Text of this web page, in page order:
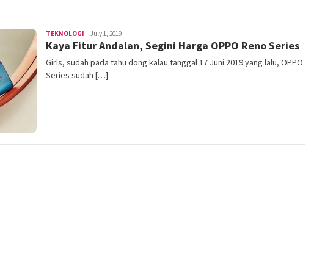
TEKNOLOGI Area
Cewe
July 1, 2019
Kaya Fitur Andalan, Segini Harga OPPO Reno Series
Girls, sudah pada tahu dong kalau tanggal 17 Juni 2019 yang lalu, OPPO
Series sudah […]